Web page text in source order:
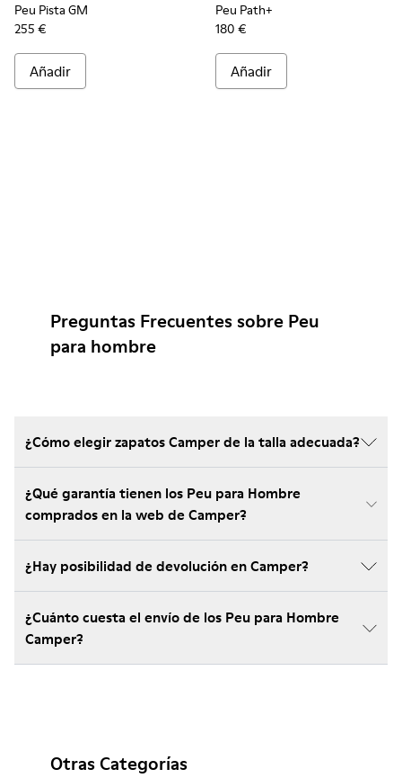
Peu Pista GM
255 €
Añadir
Peu Path+
180 €
Añadir
Preguntas Frecuentes sobre Peu
para hombre
¿Cómo elegir zapatos Camper de la talla adecuada?
¿Qué garantía tienen los Peu para Hombre
comprados en la web de Camper?
¿Hay posibilidad de devolución en Camper?
¿Cuánto cuesta el envío de los Peu para Hombre
Camper?
Otras Categorías